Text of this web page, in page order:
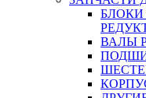
БЛОКИ
ВАЛЫ